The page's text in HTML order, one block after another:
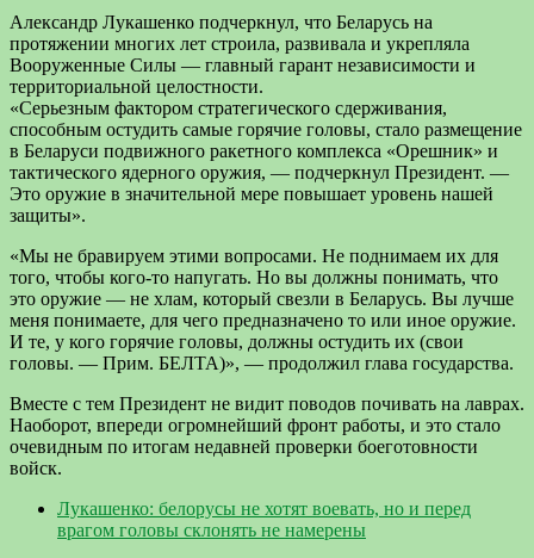
Александр Лукашенко подчеркнул, что Беларусь на
протяжении многих лет строила, развивала и укрепляла
Вооруженные Силы — главный гарант независимости и
территориальной целостности.
«Серьезным фактором стратегического сдерживания,
способным остудить самые горячие головы, стало размещение
в Беларуси подвижного ракетного комплекса «Орешник» и
тактического ядерного оружия, — подчеркнул Президент. —
Это оружие в значительной мере повышает уровень нашей
защиты».
«Мы не бравируем этими вопросами. Не поднимаем их для
того, чтобы кого-то напугать. Но вы должны понимать, что
это оружие — не хлам, который свезли в Беларусь. Вы лучше
меня понимаете, для чего предназначено то или иное оружие.
И те, у кого горячие головы, должны остудить их (свои
головы. — Прим. БЕЛТА)», — продолжил глава государства.
Вместе с тем Президент не видит поводов почивать на лаврах.
Наоборот, впереди огромнейший фронт работы, и это стало
очевидным по итогам недавней проверки боеготовности
войск.
Лукашенко: белорусы не хотят воевать, но и перед
врагом головы склонять не намерены